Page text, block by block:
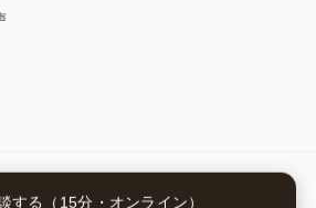
する（15分・オンライン）